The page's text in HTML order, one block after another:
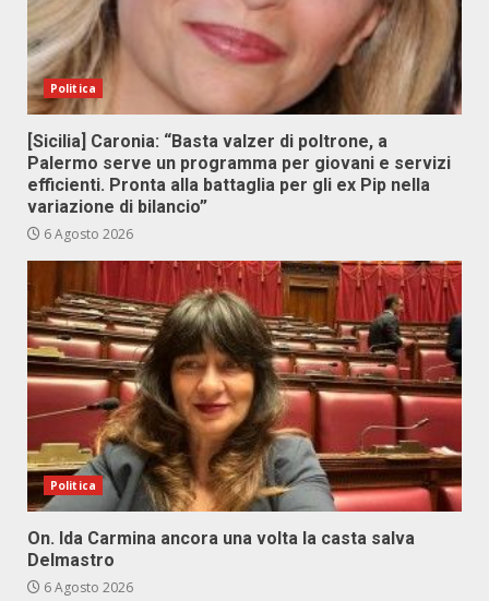
Politica
[Sicilia] Caronia: “Basta valzer di poltrone, a
Palermo serve un programma per giovani e servizi
efficienti. Pronta alla battaglia per gli ex Pip nella
variazione di bilancio”
6 Agosto 2026
Politica
On. Ida Carmina ancora una volta la casta salva
Delmastro
6 Agosto 2026